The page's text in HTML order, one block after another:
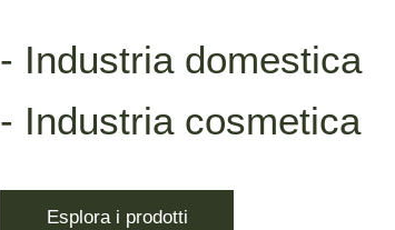
- Industria domestica
- Industria cosmetica
Esplora i prodotti